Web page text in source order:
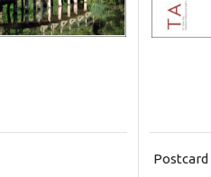
Postcard